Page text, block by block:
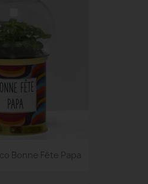
Bonne Fête Papa